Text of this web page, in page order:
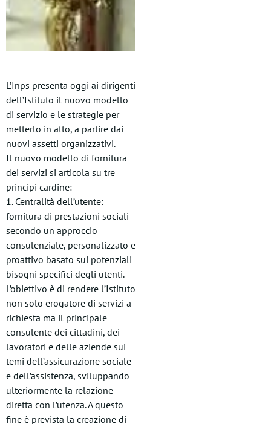
L’Inps presenta oggi ai dirigenti
dell’Istituto il nuovo modello
di servizio e le strategie per
metterlo in atto, a partire dai
nuovi assetti organizzativi.
Il nuovo modello di fornitura
dei servizi si articola su tre
principi cardine:
1. Centralità dell’utente:
fornitura di prestazioni sociali
secondo un approccio
consulenziale, personalizzato e
proattivo basato sui potenziali
bisogni specifici degli utenti.
L’obiettivo è di rendere l’Istituto
non solo erogatore di servizi a
richiesta ma il principale
consulente dei cittadini, dei
lavoratori e delle aziende sui
temi dell’assicurazione sociale
e dell’assistenza, sviluppando
ulteriormente la relazione
diretta con l’utenza. A questo
fine è prevista la creazione di